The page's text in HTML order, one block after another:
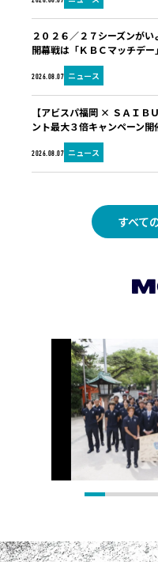
2026.08.07 ニュース
２０２６／２７シーズンが
開幕戦は「ＫＢＣマッチデー
2026.08.07 ニュース
【アビスパ福岡 × ＳＡＩ
ント最大３倍キャンペーン開
すべて